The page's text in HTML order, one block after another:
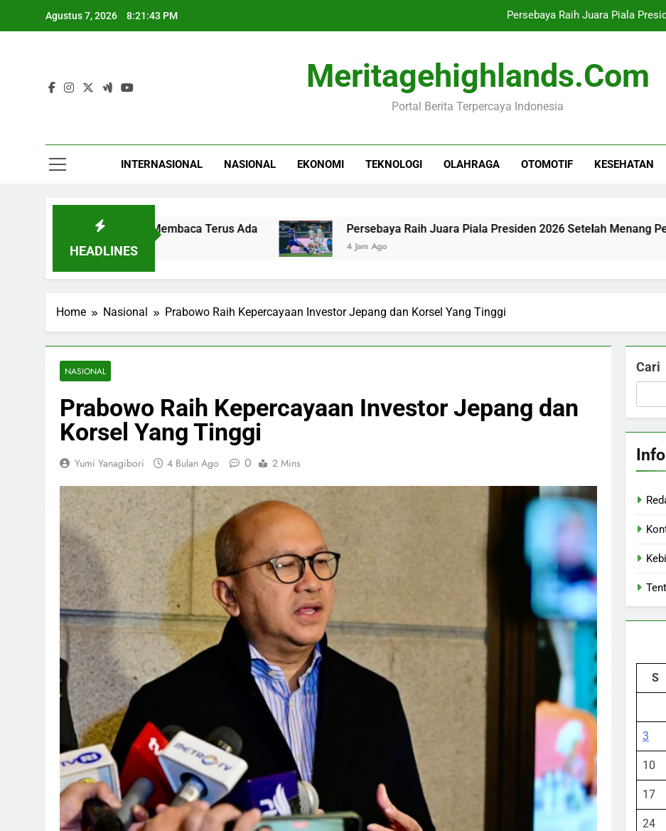
Agustus 7, 2026 8:21:44 PM Persebaya Raih Juara Piala
Toyota Optimis Ekspor
Industri Buku Anak Berkembang,
10 Tahun UU Disabilitas:
Meritagehighlands.com
Portal Berita Terpercaya Indonesia
INTERNASIONAL NASIONAL EKONOMI TEKNOLOGI OLAHRAGA OTOMOTIF KESEHATAN
HEADLINES
Budaya Membaca Terus Ada Persebaya Raih Juara Piala Presiden 2026 Setelah Menang Penalti
4 Jam Ago
Home Nasional Prabowo Raih Kepercayaan Investor Jepang dan Korsel Yang Tinggi
NASIONAL
Prabowo Raih Kepercayaan Investor Jepang dan
Korsel Yang Tinggi
Yumi Yanagibori 4 Bulan Ago 0 2 Mins
Cari
S
3
10
17
24